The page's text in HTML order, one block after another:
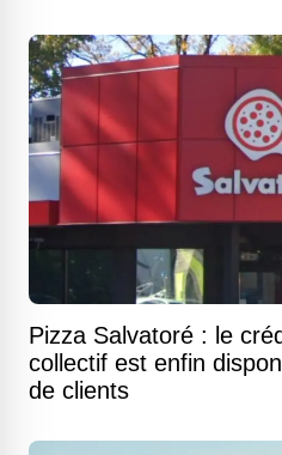
Pizza Salvatoré : le
collectif est enfin
de clients